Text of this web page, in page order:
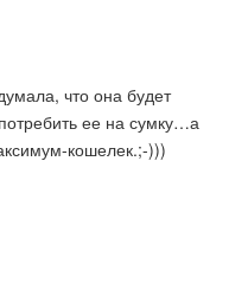
что она будет
ее на сумку…а
кошелек.;-)))